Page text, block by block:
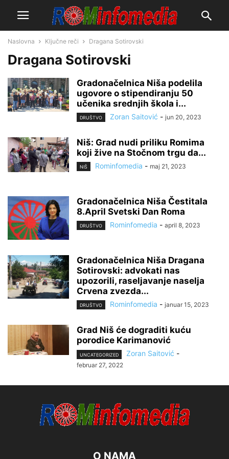
Naslovna Ključne reči Dragana Sotirovski
Dragana Sotirovski
Gradonačelnica Niša podelila
ugovore o stipendiranju 50
učenika srednjih škola i...
DRUŠTVO Zoran Saitović - jun 20, 2023
Niš: Grad nudi priliku Romima
koji žive na Stočnom trgu da...
NIŠ Rominfomedia - maj 21, 2023
Gradonačelnica Niša Čestitala
8.April Svetski Dan Roma
DRUŠTVO Rominfomedia - april 8, 2023
Gradonačelnica Niša Dragana
Sotirovski: advokati nas
upozorili, raseljavanje naselja
Crvena zvezda...
DRUŠTVO Rominfomedia - januar 15, 2023
Grad Niš će dograditi kuću
porodice Karimanović
UNCATEGORIZED Zoran Saitović -
februar 27, 2022
O NAMA